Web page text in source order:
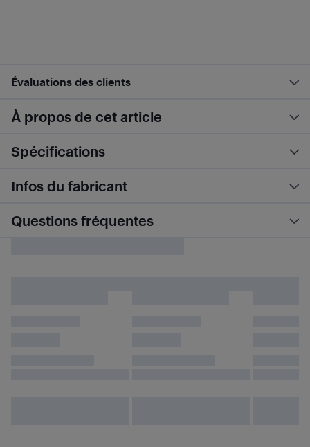
Évaluations des clients
À propos de cet article
Spécifications
Infos du fabricant
Questions fréquentes